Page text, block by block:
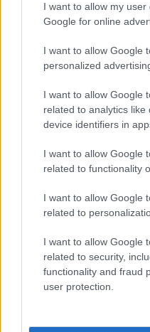
I want to allow my
Google for online
I want to allow Google
personalized
I want to allow Google
related to analytics like
device identifiers in
I want to allow Google
related to functionality
I want to allow Google
related to
I want to allow Google
related to security,
functionality and fraud
user protection.